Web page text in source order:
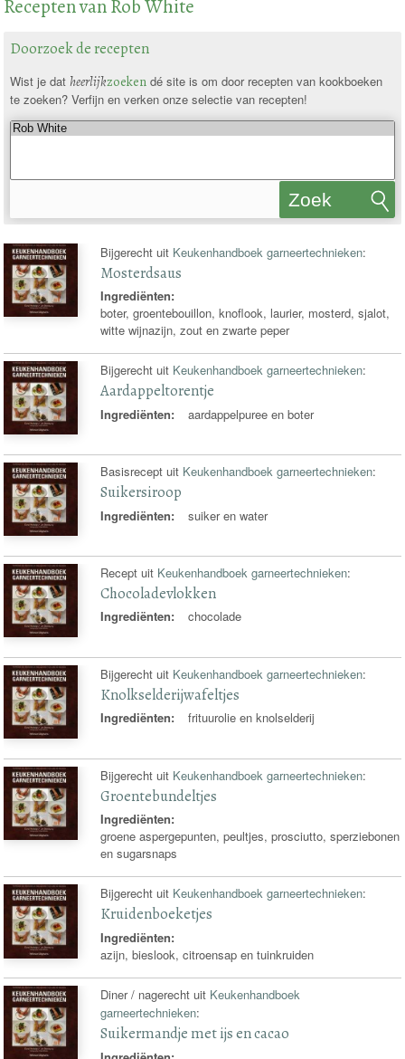
Recepten van Rob White
Doorzoek de recepten
Wist je dat heerlijkzoekendé site is om door recepten van kookboeken
te zoeken? Verfijn en verken onze selectie van recepten!
Zoek
Bijgerecht uit Keukenhandboek garneertechnieken:
Mosterdsaus
Ingrediënten:
boter, groentebouillon, knoflook, laurier, mosterd, sjalot,
witte wijnazijn, zout en zwarte peper
Bijgerecht uit Keukenhandboek garneertechnieken:
Aardappeltorentje
Ingrediënten: aardappelpuree en boter
Basisrecept uit Keukenhandboek garneertechnieken:
Suikersiroop
Ingrediënten: suiker en water
Recept uit Keukenhandboek garneertechnieken:
Chocoladevlokken
Ingrediënten: chocolade
Bijgerecht uit Keukenhandboek garneertechnieken:
Knolkselderijwafeltjes
Ingrediënten: frituurolie en knolselderij
Bijgerecht uit Keukenhandboek garneertechnieken:
Groentebundeltjes
Ingrediënten:
groene aspergepunten, peultjes, prosciutto, sperziebonen
en sugarsnaps
Bijgerecht uit Keukenhandboek garneertechnieken:
Kruidenboeketjes
Ingrediënten:
azijn, bieslook, citroensap en tuinkruiden
Diner / nagerecht uit Keukenhandboek
garneertechnieken:
Suikermandje met ijs en cacao